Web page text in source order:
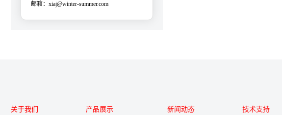
邮箱：xiaj@winter-summer.com
关于我们 产品展示 新闻动态 技术支持